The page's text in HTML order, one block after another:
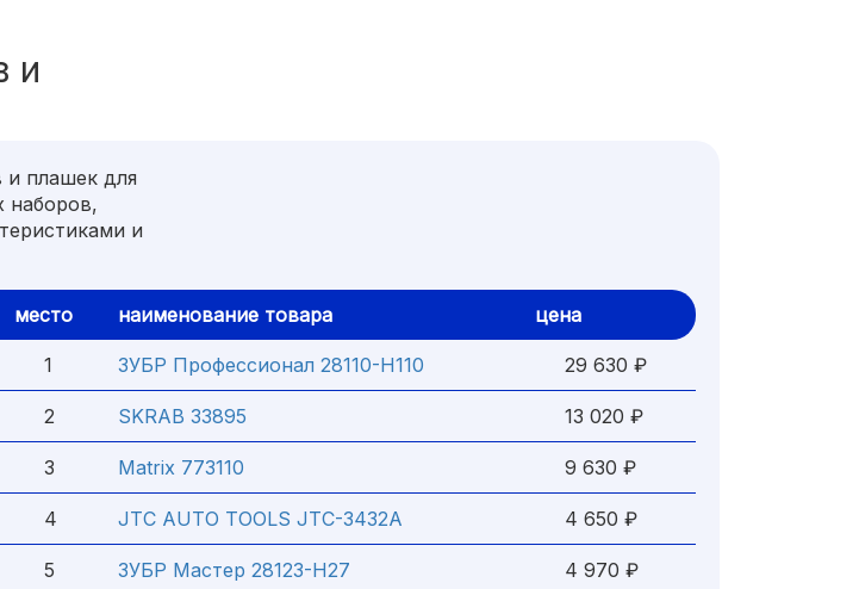
и
и плашек для
наборов,
и
место наименование товара цена
1 ЗУБР Профессионал 28110-H110 29 630 ₽
2 SKRAB 33895 13 020 ₽
3 Matrix 773110 9 630 ₽
4 JTC AUTO TOOLS JTC-3432A 4 650 ₽
5 ЗУБР Мастер 28123-H27 4 970 ₽